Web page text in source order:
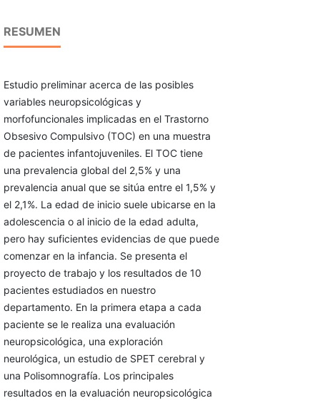
RESUMEN
Estudio preliminar acerca de las posibles
variables neuropsicológicas y
morfofuncionales implicadas en el Trastorno
Obsesivo Compulsivo (TOC) en una muestra
de pacientes infantojuveniles. El TOC tiene
una prevalencia global del 2,5% y una
prevalencia anual que se sitúa entre el 1,5% y
el 2,1%. La edad de inicio suele ubicarse en la
adolescencia o al inicio de la edad adulta,
pero hay suficientes evidencias de que puede
comenzar en la infancia. Se presenta el
proyecto de trabajo y los resultados de 10
pacientes estudiados en nuestro
departamento. En la primera etapa a cada
paciente se le realiza una evaluación
neuropsicológica, una exploración
neurológica, un estudio de SPET cerebral y
una Polisomnografía. Los principales
resultados en la evaluación neuropsicológica